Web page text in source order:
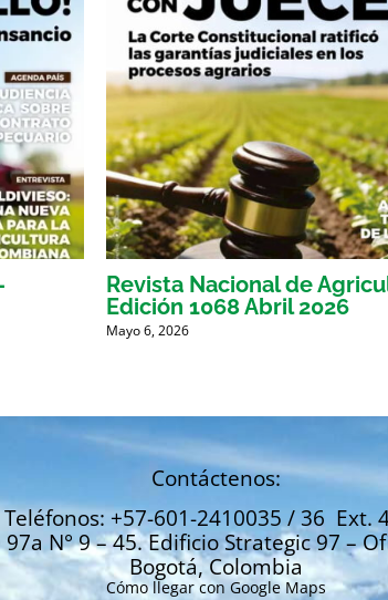
Revista Nacional de
Edición 1068 Abril 2026
Mayo 6, 2026
Contáctenos:
Teléfonos: +57-601-2410035 / 36 Ext.
97a N° 9 – 45. Edificio Strategic 97 –
Bogotá, Colombia
Cómo llegar con Google Maps